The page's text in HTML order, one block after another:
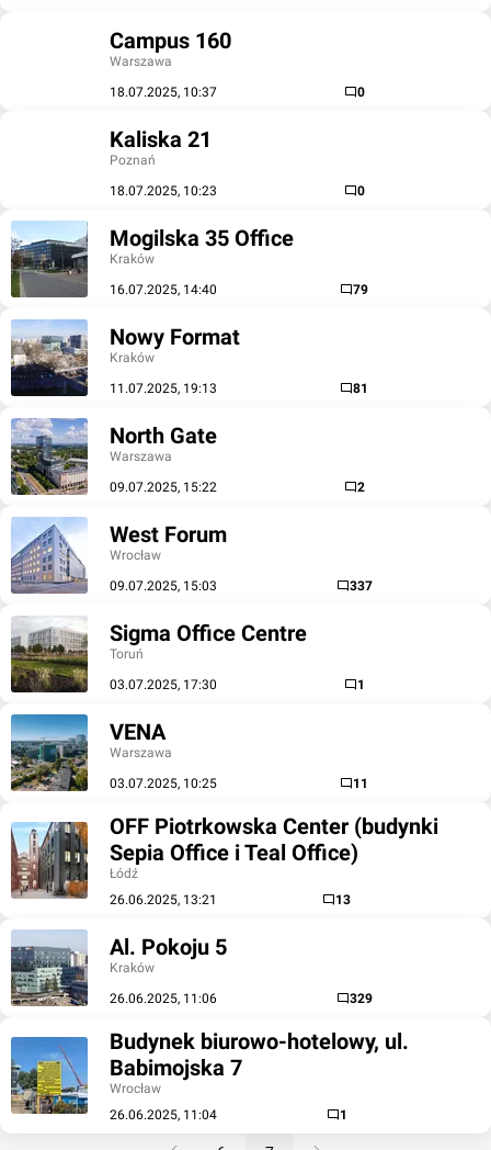
Campus 160
Warszawa
18.07.2025, 10:37
0
Kaliska 21
Poznań
18.07.2025, 10:23
0
Mogilska 35 Office
Kraków
16.07.2025, 14:40
79
Nowy Format
Kraków
11.07.2025, 19:13
81
North Gate
Warszawa
09.07.2025, 15:22
2
West Forum
Wrocław
09.07.2025, 15:03
337
Sigma Office Centre
Toruń
03.07.2025, 17:30
1
VENA
Warszawa
03.07.2025, 10:25
11
OFF Piotrkowska Center (budynki
Sepia Office i Teal Office)
Łódź
26.06.2025, 13:21
13
Al. Pokoju 5
Kraków
26.06.2025, 11:06
329
Budynek biurowo-hotelowy, ul.
Babimojska 7
Wrocław
26.06.2025, 11:04
1